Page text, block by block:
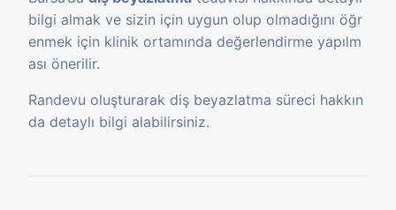
bilgi almak ve sizin için uygun olup olmadığını öğr
enmek için klinik ortamında değerlendirme yapılm
ası önerilir.
Randevu oluşturarak diş beyazlatma süreci hakkın
da detaylı bilgi alabilirsiniz.